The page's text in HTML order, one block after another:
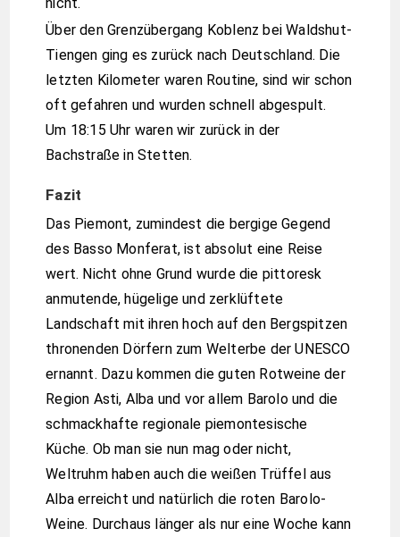
nicht.
Über den Grenzübergang Koblenz bei Waldshut-
Tiengen ging es zurück nach Deutschland. Die
letzten Kilometer waren Routine, sind wir schon
oft gefahren und wurden schnell abgespult.
Um 18:15 Uhr waren wir zurück in der
Bachstraße in Stetten.
Fazit
Das Piemont, zumindest die bergige Gegend
des Basso Monferat, ist absolut eine Reise
wert. Nicht ohne Grund wurde die pittoresk
anmutende, hügelige und zerklüftete
Landschaft mit ihren hoch auf den Bergspitzen
thronenden Dörfern zum Welterbe der UNESCO
ernannt. Dazu kommen die guten Rotweine der
Region Asti, Alba und vor allem Barolo und die
schmackhafte regionale piemontesische
Küche. Ob man sie nun mag oder nicht,
Weltruhm haben auch die weißen Trüffel aus
Alba erreicht und natürlich die roten Barolo-
Weine. Durchaus länger als nur eine Woche kann